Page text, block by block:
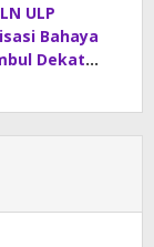
ULP
Bahaya
Dekat